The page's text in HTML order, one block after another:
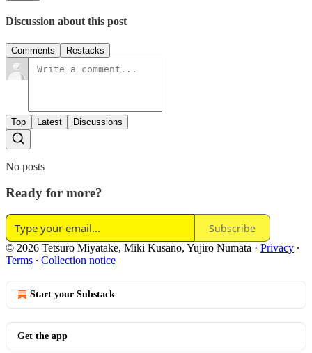
Discussion about this post
Comments Restacks
Top Latest Discussions
No posts
Ready for more?
Subscribe
© 2026 Tetsuro Miyatake, Miki Kusano, Yujiro Numata · Privacy ∙
Terms ∙ Collection notice
Start your Substack
Get the app